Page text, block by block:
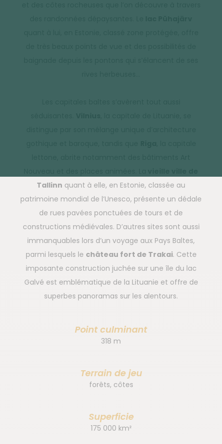
Tallinn quant à elle, en Estonie, classée au
patrimoine mondial de l’Unesco, présente un dédale
de rues pavées ponctuées de tours et de
constructions médiévales. D’autres sites sont aussi
immanquables lors d’un voyage aux Pays Baltes,
parmi lesquels le château fort de Trakai. Cette
imposante construction juchée sur une île du lac
Galvé est emblématique de la Lituanie et offre de
superbes panoramas sur les alentours.
Point culminant
318 m
Terrain de jeu
forêts, côtes
Superficie
175 000 km²